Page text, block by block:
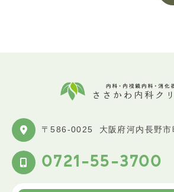
〒586-0025 大阪府河内長野
0721-55-3700